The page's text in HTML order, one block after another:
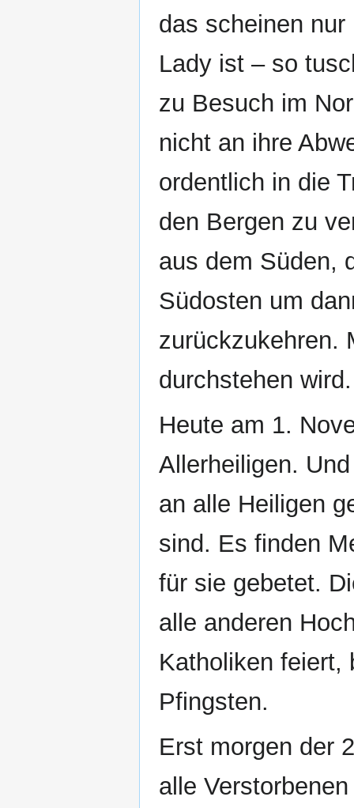
das scheinen
Lady ist – so
zu Besuch im
nicht an ihre
ordentlich in die
den Bergen zu
aus dem Süden,
Südosten um
zurückzukehren.
durchstehen wird.
Heute am 1.
Allerheiligen.
an alle Heiligen
sind. Es finden
für sie gebetet.
alle anderen
Katholiken feiert,
Pfingsten.
Erst morgen der
alle